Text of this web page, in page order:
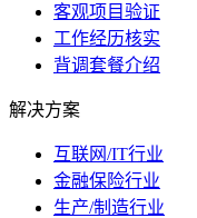
客观项目验证
工作经历核实
背调套餐介绍
解决方案
互联网/IT行业
金融保险行业
生产/制造行业